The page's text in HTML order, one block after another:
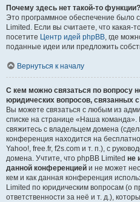
Почему здесь нет такой-то функции?
Это программное обеспечение было
Limited. Если вы считаете, что
посетите Центр идей phpBB, где
поданные идеи или предложить
Вернуться к началу
С кем можно связаться по вопросу
юридических вопросов, связанных
Вы можете связаться с любым из
списке на странице «Наша команда».
свяжитесь с владельцем домена
конференция находится на
Yahoo!, free.fr, f2s.com и т. п.), с
домена. Учтите, что phpBB Limited не
данной конференцией и не может
кем и как данная конференция
Limited по юридическим вопросам (о
ответственности за неё и т. д.),